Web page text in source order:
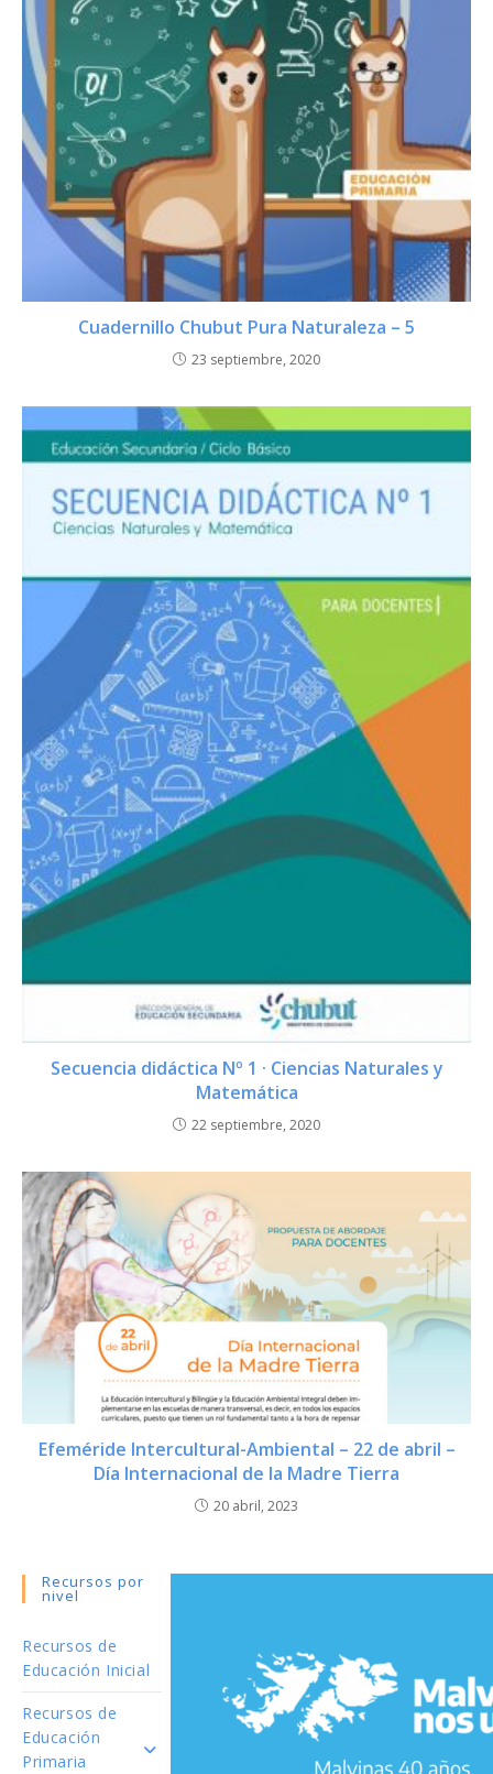
Cuadernillo Chubut Pura Naturaleza – 5
23 septiembre, 2020
Secuencia didáctica Nº 1 · Ciencias Naturales y
Matemática
22 septiembre, 2020
Efeméride Intercultural-Ambiental – 22 de abril –
Día Internacional de la Madre Tierra
20 abril, 2023
Recursos por
nivel
Recursos de
Educación Inicial
Recursos de
Educación
Primaria